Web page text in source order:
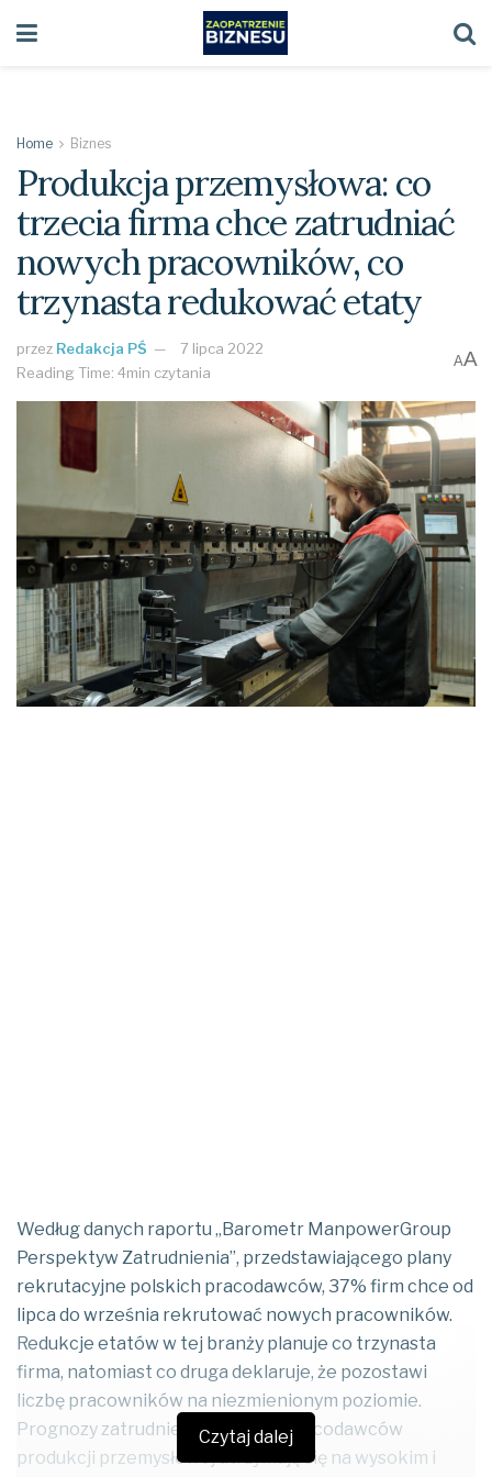
Home Biznes
Produkcja przemysłowa: co
trzecia firma chce zatrudniać
nowych pracowników, co
trzynasta redukować etaty
przez Redakcja PŚ
7 lipca 2022
Reading Time: 4min czytania
AA
Według danych raportu „Barometr ManpowerGroup
Perspektyw Zatrudnienia”, przedstawiającego plany
rekrutacyjne polskich pracodawców, 37% firm chce od
lipca do września rekrutować nowych pracowników.
Redukcje etatów w tej branży planuje co trzynasta
firma, natomiast co druga deklaruje, że pozostawi
liczbę pracowników na niezmienionym poziomie.
Prognozy zatrudnienia polskich pracodawców
produkcji przemysłowej utrzymują się na wysokim i
Czytaj dalej